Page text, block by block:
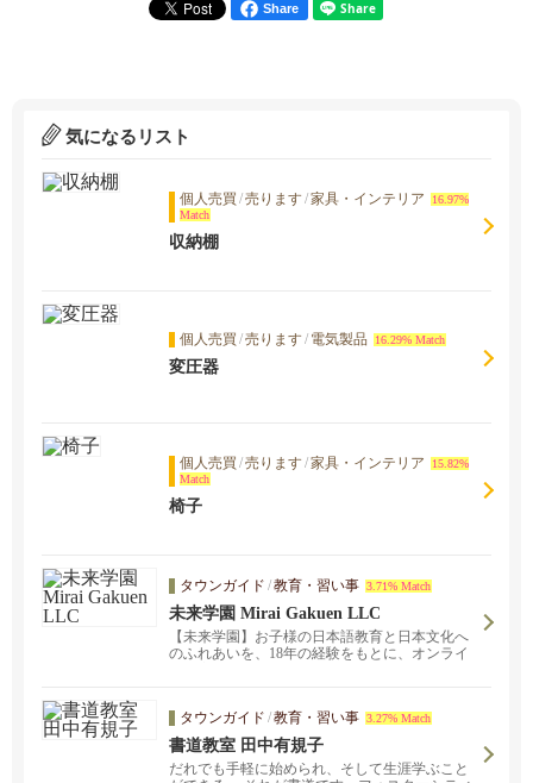
Share
気になるリスト
個人売買 /売ります/家具・インテリア
16.97%
Match
収納棚
個人売買 /売ります/ 電気製品 16.29% Match
変圧器
個人売買 /売ります/家具・インテリア
15.82%
Match
椅子
タウンガイド /教育・習い事 3.71% Match
未来学園 Mirai Gakuen LLC
【未来学園】お子様の日本語教育と日本文化へ
のふれあいを、18年の経験をもとに、オンライ
タウンガイド /教育・習い事 3.27% Match
書道教室 田中有規子
だれでも手軽に始められ、そして生涯学ぶこと